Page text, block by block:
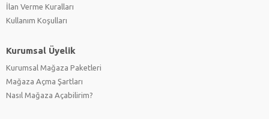
İlan Verme Kuralları
Kullanım Koşulları
Kurumsal Üyelik
Kurumsal Mağaza Paketleri
Mağaza Açma Şartları
Nasıl Mağaza Açabilirim?